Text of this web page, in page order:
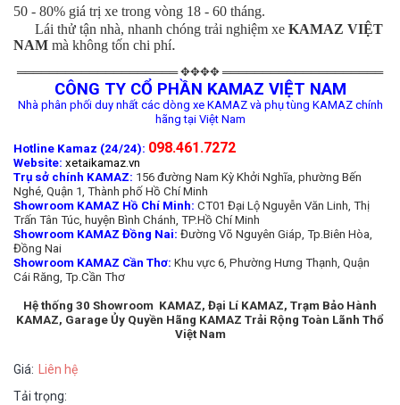
50 - 80% giá trị xe trong vòng 18 - 60 tháng.
Lái thử tận nhà, nhanh chóng trải nghiệm xe KAMAZ VIỆT
NAM mà không tốn chi phí.
════════════════════ ✥✥✥✥ ════════════════════
CÔNG TY CỔ PHẦN KAMAZ VIỆT NAM
Nhà phân phối duy nhất các dòng xe KAMAZ và phụ tùng KAMAZ chính
hãng tại Việt Nam
Hotline Kamaz (24/24): 098.461.7272
Website: xetaikamaz.vn
Trụ sở chính KAMAZ: 156 đường Nam Kỳ Khởi Nghĩa, phường Bến
Nghé, Quận 1, Thành phố Hồ Chí Minh
Showroom KAMAZ Hồ Chí Minh: CT01 Đại Lộ Nguyễn Văn Linh, Thị
Trấn Tân Túc, huyện Bình Chánh, TP.Hồ Chí Minh
Showroom KAMAZ Đồng Nai: Đường Võ Nguyên Giáp, Tp.Biên Hòa,
Đồng Nai
Showroom KAMAZ Cần Thơ: Khu vực 6, Phường Hưng Thạnh, Quận
Cái Răng, Tp.Cần Thơ
Hệ thống 30 Showroom KAMAZ, Đại Lí KAMAZ, Trạm Bảo Hành
KAMAZ, Garage Ủy Quyền Hãng KAMAZ Trải Rộng Toàn Lãnh Thổ
Việt Nam
Giá:
Liên hệ
Tải trọng: